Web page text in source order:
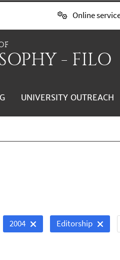
Online
- FILO
UNIVERSITY OUTREACH
2004 Editorship